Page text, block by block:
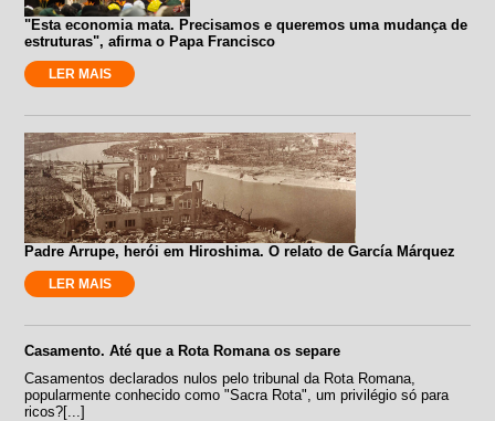
"Esta economia mata. Precisamos e queremos uma mudança de
estruturas", afirma o Papa Francisco
LER MAIS
Padre Arrupe, herói em Hiroshima. O relato de García Márquez
LER MAIS
Casamento. Até que a Rota Romana os separe
Casamentos declarados nulos pelo tribunal da Rota Romana,
popularmente conhecido como "Sacra Rota", um privilégio só para
ricos?[...]